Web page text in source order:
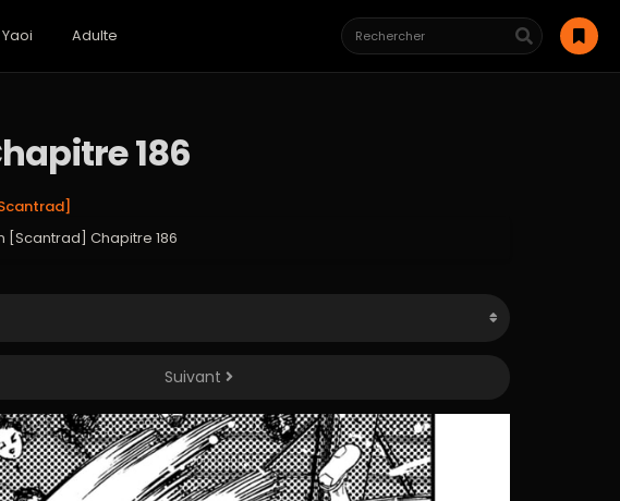
Yaoi Adulte
186
[Scantrad] Chapitre 186
Suivant